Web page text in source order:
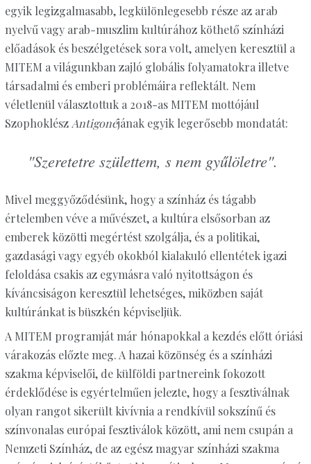
egyik legizgalmasabb, legkülönlegesebb része az arab
nyelvű vagy arab-muszlim kultúrához köthető színházi
előadások és beszélgetések sora volt, amelyen keresztül a
MITEM a világunkban zajló globális folyamatokra illetve
társadalmi és emberi problémáira reflektált. Nem
véletlenül választottuk a 2018-as MITEM mottójául
Szophoklész Antigonéjának egyik legerősebb mondatát:
"Szeretetre születtem, s nem gyűlöletre".
Mivel meggyőződésünk, hogy a színház és tágabb
értelemben véve a művészet, a kultúra elsősorban az
emberek közötti megértést szolgálja, és a politikai,
gazdasági vagy egyéb okokból kialakuló ellentétek igazi
feloldása csakis az egymásra való nyitottságon és
kíváncsiságon keresztül lehetséges, miközben saját
kultúránkat is büszkén képviseljük.
A MITEM programját már hónapokkal a kezdés előtt óriási
várakozás előzte meg. A hazai közönség és a színházi
szakma képviselői, de külföldi partnereink fokozott
érdeklődése is egyértelműen jelezte, hogy a fesztiválnak
olyan rangot sikerült kivívnia a rendkívül sokszínű és
színvonalas európai fesztiválok között, ami nem csupán a
Nemzeti Színház, de az egész magyar színházi szakma